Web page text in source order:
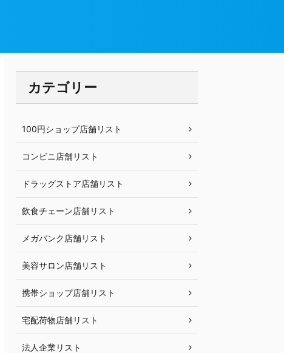
カテゴリー
100円ショップ店舗リスト
コンビニ店舗リスト
ドラッグストア店舗リスト
飲食チェーン店舗リスト
メガバンク店舗リスト
美容サロン店舗リスト
携帯ショップ店舗リスト
宅配荷物店舗リスト
法人企業リスト